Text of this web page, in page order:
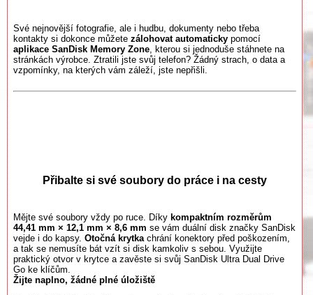
Své nejnovější fotografie, ale i hudbu, dokumenty nebo třeba
kontakty si dokonce můžete zálohovat automaticky pomocí
aplikace SanDisk Memory Zone , kterou si jednoduše stáhnete na
stránkách výrobce. Ztratili jste svůj telefon? Žádný strach, o data a
vzpomínky, na kterých vám záleží, jste nepřišli.
Přibalte si své soubory do práce i na cesty
Mějte své soubory vždy po ruce. Díky kompaktním rozměrům
44,41 mm × 12,1 mm × 8,6 mm se vám duální disk značky SanDisk
vejde i do kapsy. Otočná krytkachrání konektory před poškozením,
a tak se nemusíte bát vzít si disk kamkoliv s sebou. Využijte
praktický otvor v krytce a zavěste si svůj SanDisk Ultra Dual Drive
Go ke klíčům.
Žijte naplno, žádné plné úložiště